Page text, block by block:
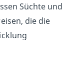
Süchte und
die die